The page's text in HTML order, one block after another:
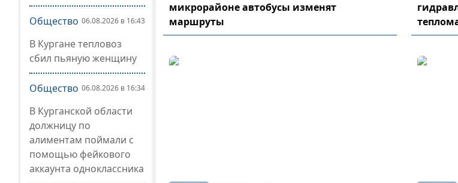
Общество 06.08.2026 в 16:43
В Кургане тепловоз
сбил пьяную женщину
Общество 06.08.2026 в 16:34
В Курганской области
должницу по
алиментам поймали с
помощью фейкового
аккаунта одноклассника
микрорайоне автобусы изменят
маршруты